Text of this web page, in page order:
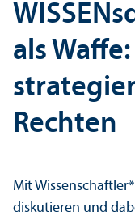
als
Rechten
Mit
diskutieren und